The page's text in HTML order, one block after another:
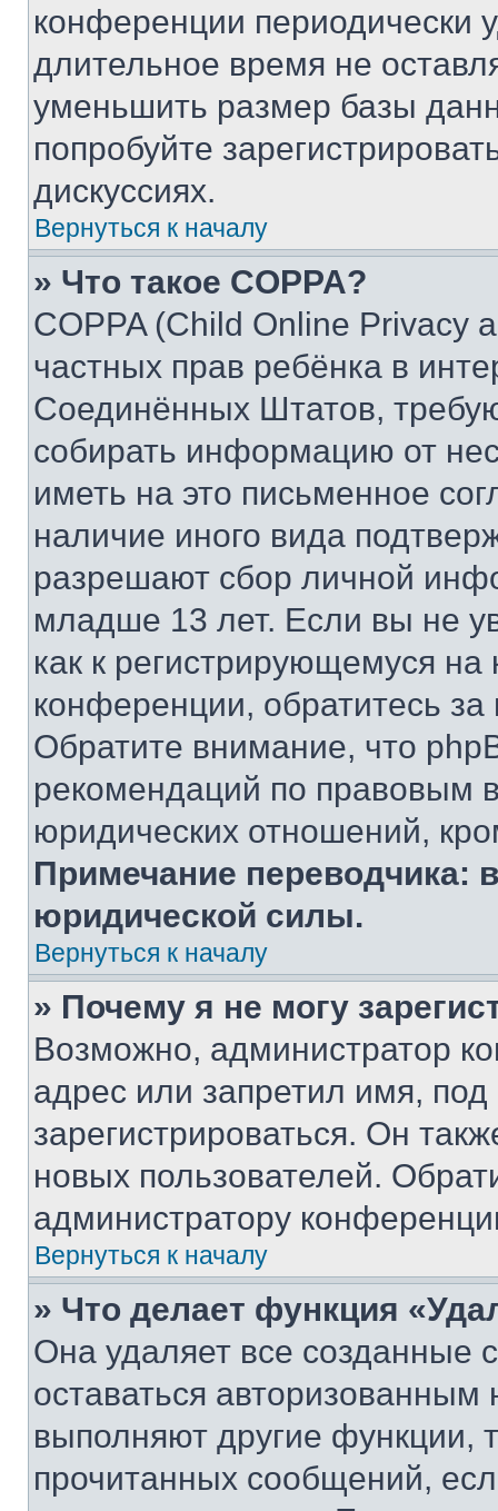
конференции периодически
длительное время не
уменьшить размер базы
попробуйте
дискуссиях.
Вернуться к началу
» Что такое COPPA?
COPPA (Child Online Privacy
частных прав ребёнка в
Соединённых Штатов,
собирать информацию от
иметь на это письменное
наличие иного вида
разрешают сбор личной
младше 13 лет. Если вы не
как к регистрирующемуся
конференции, обратитесь
Обратите внимание, что
рекомендаций по правовым
юридических отношений,
Примечание переводчика:
юридической силы.
Вернуться к началу
» Почему я не могу
Возможно, администратор
адрес или запретил имя,
зарегистрироваться. Он
новых пользователей.
администратору
Вернуться к началу
» Что делает функция
Она удаляет все созданные
оставаться
выполняют другие функции,
прочитанных сообщений,